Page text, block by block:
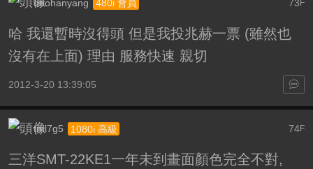
73 F
doohanyang 480i 會員
哈 我還暫時沒得頭 但是我投兆赫一票 (雖然也
沒有在上面) 理由 服務快速 親切
2012-3-20 13:39:05
74F
tml7g5 1080i 高級
三洋SMT-22KE1一年未到畫面顏色完全不對,